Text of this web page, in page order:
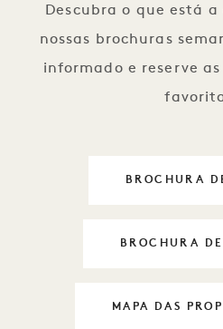
Descubra o que está
nossas brochuras
informado e reserve
BROCHURA
BROCHURA
MAPA DAS